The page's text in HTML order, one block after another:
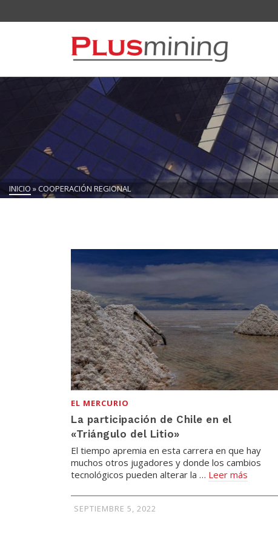
INICIO »COOPERACIÓN REGIONAL
EL MERCURIO
La participación de Chile en el
«Triángulo del Litio»
El tiempo apremia en esta carrera en que hay
muchos otros jugadores y donde los cambios
tecnológicos pue­den alterar la … Leer más
SEPTIEMBRE 5, 2022